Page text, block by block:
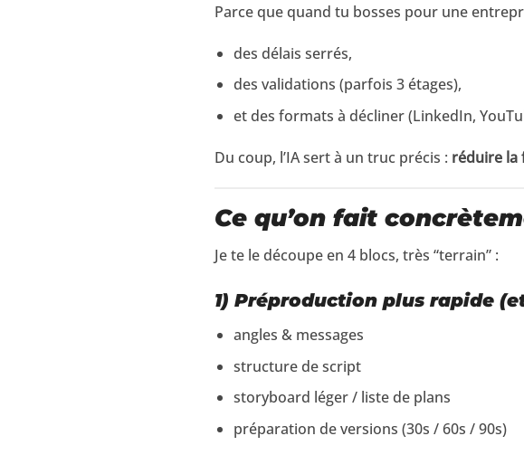
Parce que quand tu bosses pour une
des délais serrés,
des validations (parfois 3 étages),
et des formats à décliner (LinkedIn,
Du coup, l’IA sert à un truc précis : réduire la
Ce qu’on fait
Je te le découpe en 4 blocs, très “terrain” :
1) Préproduction plus rapide
angles & messages
structure de script
storyboard léger / liste de plans
préparation de versions (30s / 60s / 90s)